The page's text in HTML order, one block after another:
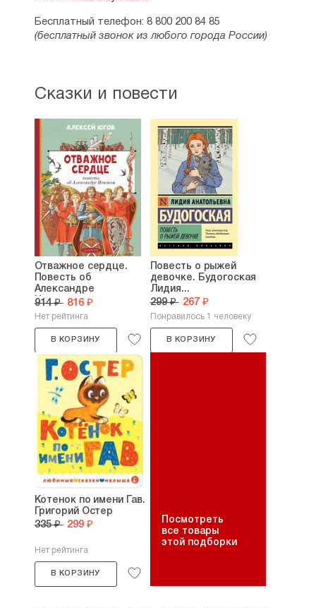
Бесплатный телефон: 8 800 200 84 85
(бесплатный звонок из любого города России)
Сказки и повести
Отважное сердце.
Повесть об
Александре
Невском....
914 ₽ 816 ₽
Нет рейтинга
В КОРЗИНУ
Повесть о рыжей
девочке. Будогоская
Лидия...
299 ₽ 267 ₽
Понравилось 1 человеку
В КОРЗИНУ
Котенок по имени Гав.
Григорий Остер
335 ₽ 299 ₽
Нет рейтинга
В КОРЗИНУ
Посмотреть
все товары
этой подборки